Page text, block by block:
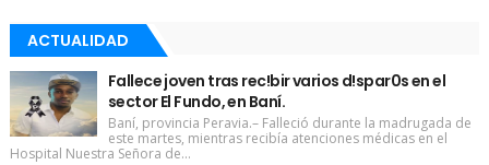
ACTUALIDAD
Fallece joven tras rec!bir varios d!spar0s en el
sector El Fundo, en Baní.
Baní, provincia Peravia.– Falleció durante la madrugada de
este martes, mientras recibía atenciones médicas en el
Hospital Nuestra Señora de...